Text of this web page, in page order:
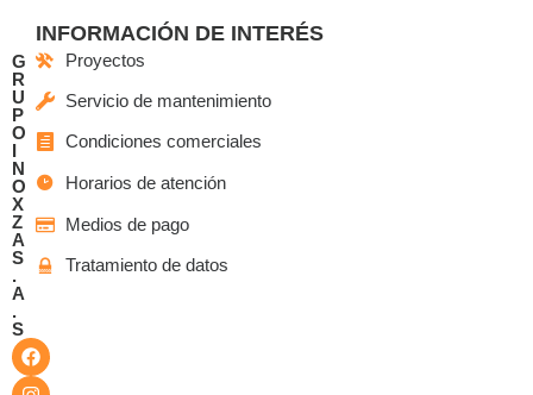
G
R
U
P
O
I
N
O
X
Z
A
S
.
A
.
S
INFORMACIÓN DE INTERÉS
Proyectos
Servicio de mantenimiento
Condiciones comerciales
Horarios de atención
Medios de pago
Tratamiento de datos